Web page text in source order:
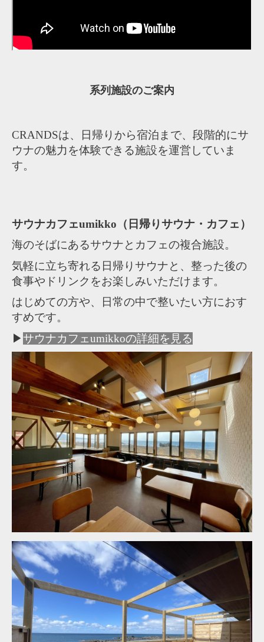
系列施設のご案内
CRANDSは、日帰りから宿泊まで、段階的にサ
ウナの魅力を体験できる施設を運営していま
す。
サウナカフェumikko（日帰りサウナ・カフェ）
海のそばにあるサウナとカフェの複合施設。
気軽に立ち寄れる日帰りサウナと、整った後の
食事やドリンクをお楽しみいただけます。
はじめての方や、日常の中で整いたい方におす
すめです。
▶ サウナカフェumikkoの詳細を見る